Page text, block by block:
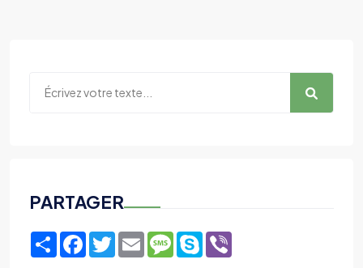
PARTAGER
ShareFacebook
TwitterEmailMessage
Skype